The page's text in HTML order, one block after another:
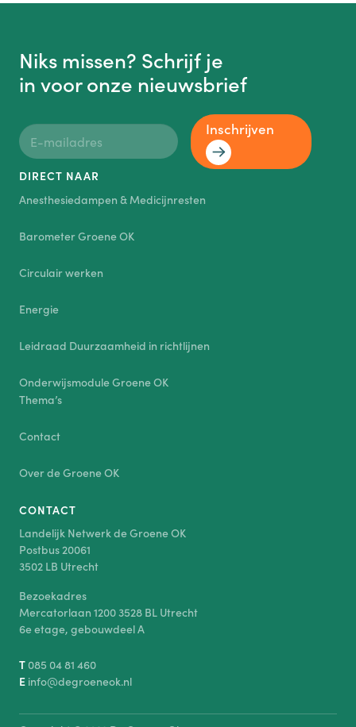
Niks missen? Schrijf je
in voor onze nieuwsbrief
Inschrijven
DIRECT NAAR
Anesthesiedampen & Medicijnresten
Barometer Groene OK
Circulair werken
Energie
Leidraad Duurzaamheid in richtlijnen
Onderwijsmodule Groene OK
Thema’s
Contact
Over de Groene OK
CONTACT
Landelijk Netwerk de Groene OK
Postbus 20061
3502 LB Utrecht
Bezoekadres
Mercatorlaan 1200 3528 BL Utrecht
6e etage, gebouwdeel A
T085 04 81 460
E info@degroeneok.nl